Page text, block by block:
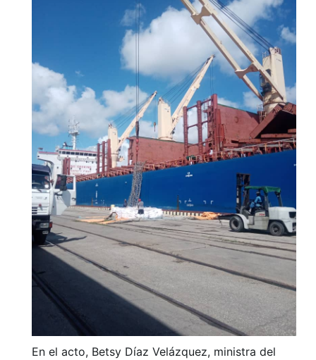
En el acto, Betsy Díaz Velázquez, ministra del